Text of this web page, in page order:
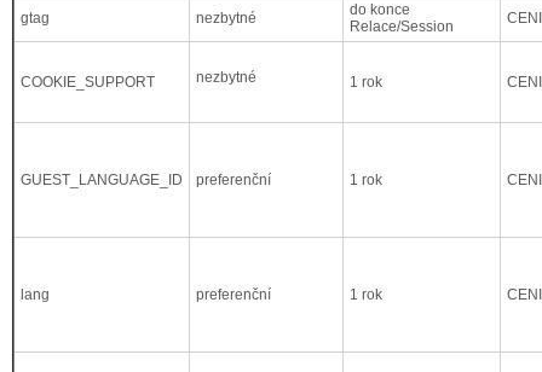
gtag nezbytné
do konce
Relace/Session
COOKIE_SUPPORT nezbytné 1 rok
GUEST_LANGUAGE_ID preferenční 1 rok
lang preferenční 1 rok